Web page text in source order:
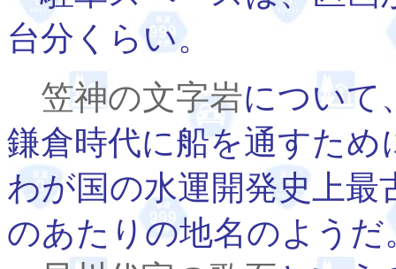
台分くらい。
笠神の文字岩について
鎌倉時代に船を通すた
わが国の水運開発史上
のあたりの地名のようだ